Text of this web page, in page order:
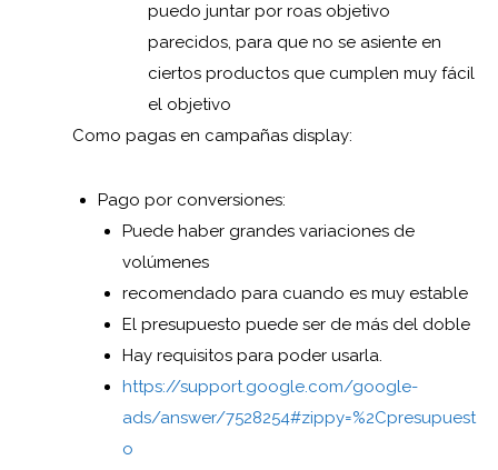
puedo juntar por roas objetivo
parecidos, para que no se asiente en
ciertos productos que cumplen muy fácil
el objetivo
Como pagas en campañas display:
Pago por conversiones:
Puede haber grandes variaciones de
volúmenes
recomendado para cuando es muy estable
El presupuesto puede ser de más del doble
Hay requisitos para poder usarla.
https://support.google.com/google-
ads/answer/7528254#zippy=%2Cpresupuest
o